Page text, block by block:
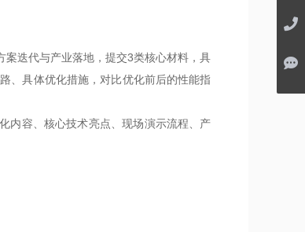
迭代与产业落地，提交3类核心材料，具
、具体优化措施，对比优化前后的性能指
容、核心技术亮点、现场演示流程、产